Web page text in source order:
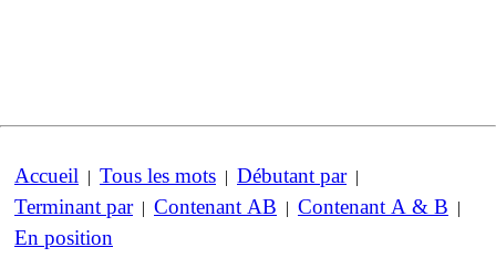
Accueil | Tous les mots | Débutant par|
Terminant par| Contenant AB | Contenant A & B |
En position